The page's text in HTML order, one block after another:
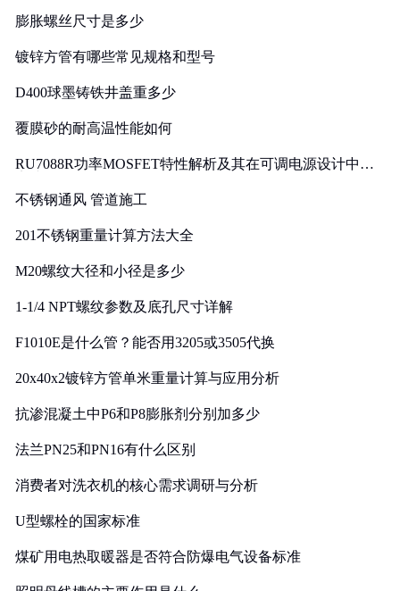
膨胀螺丝尺寸是多少
镀锌方管有哪些常见规格和型号
D400球墨铸铁井盖重多少
覆膜砂的耐高温性能如何
RU7088R功率MOSFET特性解析及其在可调电源设计中的
不锈钢通风 管道施工
201不锈钢重量计算方法大全
M20螺纹大径和小径是多少
1-1/4 NPT螺纹参数及底孔尺寸详解
F1010E是什么管？能否用3205或3505代换
20x40x2镀锌方管单米重量计算与应用分析
抗渗混凝土中P6和P8膨胀剂分别加多少
法兰PN25和PN16有什么区别
消费者对洗衣机的核心需求调研与分析
U型螺栓的国家标准
煤矿用电热取暖器是否符合防爆电气设备标准